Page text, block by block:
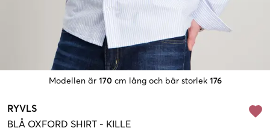
Modellen är 170 cm lång och bär storlek 176
RYVLS
BLÅ OXFORD SHIRT - KILLE